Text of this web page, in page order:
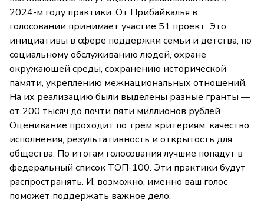
2024-м году практики. От Прибайкалья в
голосовании принимает участие 51 проект. Это
инициативы в сфере поддержки семьи и детства, по
социальному обслуживанию людей, охране
окружающей среды, сохранению исторической
памяти, укреплению межнациональных отношений.
На их реализацию были выделены разные гранты —
от 200 тысяч до почти пяти миллионов рублей.
Оценивание проходит по трём критериям: качество
исполнения, результативность и открытость для
общества. По итогам голосования лучшие попадут в
федеральный список ТОП-100. Эти практики будут
распространять. И, возможно, именно ваш голос
поможет поддержать важное дело.